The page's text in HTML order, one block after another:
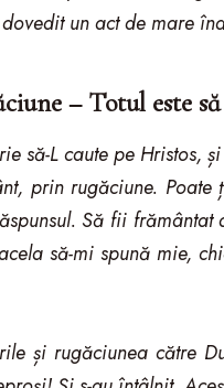
un act de mare
– Totul este
să-L caute pe Hristos,
prin rugăciune.
Să fii
să-mi spună mie,
și rugăciunea către